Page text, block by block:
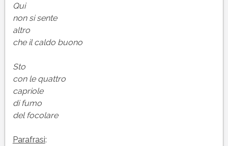
Qui
non si sente
altro
che il caldo buono
Sto
con le quattro
capriole
di fumo
del focolare
Parafrasi: